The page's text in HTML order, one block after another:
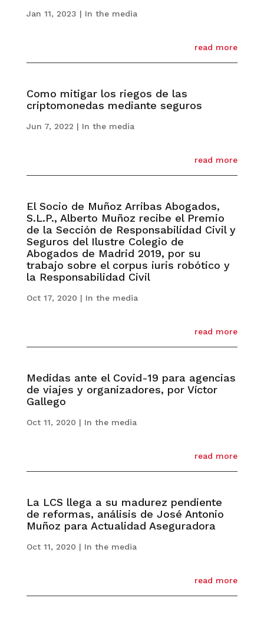
Jan 11, 2023 | In the media
read more
Como mitigar los riegos de las
criptomonedas mediante seguros
Jun 7, 2022 | In the media
read more
El Socio de Muñoz Arribas Abogados,
S.L.P., Alberto Muñoz recibe el Premio
de la Sección de Responsabilidad Civil y
Seguros del Ilustre Colegio de
Abogados de Madrid 2019, por su
trabajo sobre el corpus iuris robótico y
la Responsabilidad Civil
Oct 17, 2020 | In the media
read more
Medidas ante el Covid-19 para agencias
de viajes y organizadores, por Víctor
Gallego
Oct 11, 2020 | In the media
read more
La LCS llega a su madurez pendiente
de reformas, análisis de José Antonio
Muñoz para Actualidad Aseguradora
Oct 11, 2020 | In the media
read more